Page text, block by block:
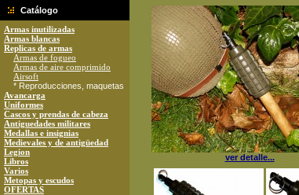
Catálogo
Armas inutilizadas
Armas blancas
Replicas de armas
Armas de fogueo
Armas de aire comprimido
Airsoft
* Reproducciones, maquetas
Avancarga
Uniformes
Cascos y prendas de cabeza
Antiguedades militares
Medallas e insignias
Medievales y de antigüedad
Legion
Libros
Varios
Metopas y escudos
OFERTAS
ver detalle...